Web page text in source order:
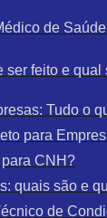
de
feito e qual
Tudo o
para
CNH?
quais são e
de